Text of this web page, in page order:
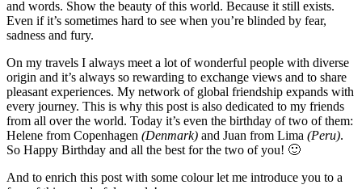
and words. Show the beauty of this world. Because it still exists.
Even if it’s sometimes hard to see when you’re blinded by fear,
sadness and fury.
On my travels I always meet a lot of wonderful people with diverse
origin and it’s always so rewarding to exchange views and to share
pleasant experiences. My network of global friendship expands with
every journey. This is why this post is also dedicated to my friends
from all over the world. Today it’s even the birthday of two of them:
Helene from Copenhagen (Denmark) and Juan from Lima (Peru).
So Happy Birthday and all the best for the two of you! 🙂
And to enrich this post with some colour let me introduce you to a